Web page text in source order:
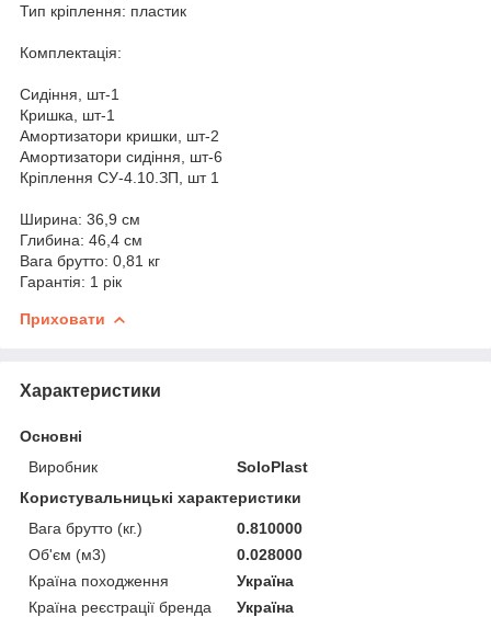
Тип кріплення: пластик
Комплектація:
Сидіння, шт-1
Кришка, шт-1
Амортизатори кришки, шт-2
Амортизатори сидіння, шт-6
Кріплення СУ-4.10.ЗП, шт 1
Ширина: 36,9 см
Глибина: 46,4 см
Вага брутто: 0,81 кг
Гарантія: 1 рік
Приховати
Характеристики
Основні
Виробник
SoloPlast
Користувальницькі характеристики
Вага брутто (кг.)
0.810000
Об'єм (м3)
0.028000
Країна походження
Україна
Країна реєстрації бренда
Україна